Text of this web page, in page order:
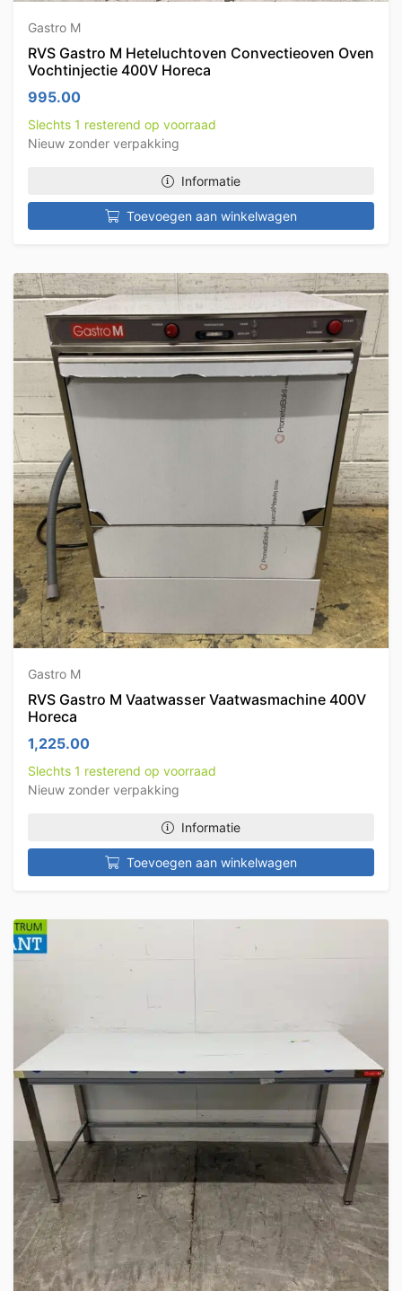
Gastro M
RVS Gastro M Heteluchtoven Convectieoven Oven
Vochtinjectie 400V Horeca
995.00
Slechts 1 resterend op voorraad
Nieuw zonder verpakking
Informatie
Toevoegen aan winkelwagen
Gastro M
RVS Gastro M Vaatwasser Vaatwasmachine 400V
Horeca
1,225.00
Slechts 1 resterend op voorraad
Nieuw zonder verpakking
Informatie
Toevoegen aan winkelwagen